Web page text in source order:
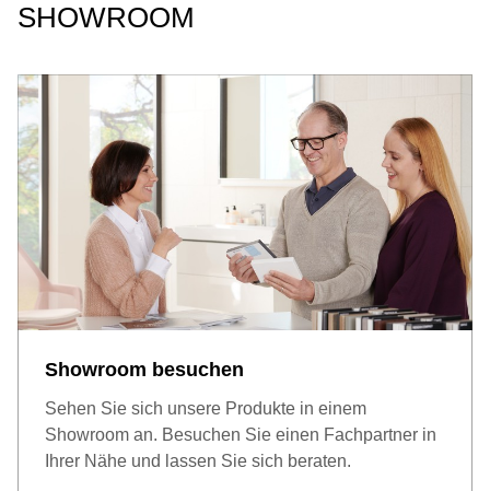
SHOWROOM
Showroom besuchen
Sehen Sie sich unsere Produkte in einem
Showroom an. Besuchen Sie einen Fachpartner in
Ihrer Nähe und lassen Sie sich beraten.